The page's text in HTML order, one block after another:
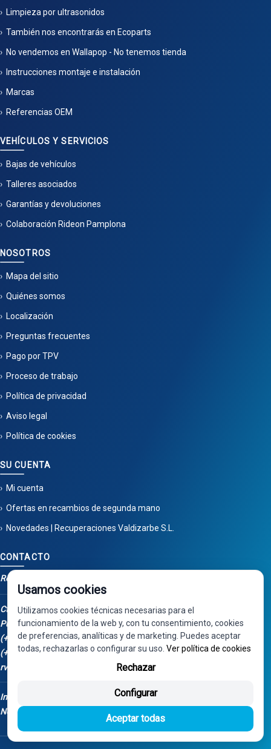
Limpieza por ultrasonidos
También nos encontrarás en Ecoparts
No vendemos en Wallapop - No tenemos tienda
Instrucciones montaje e instalación
Marcas
Referencias OEM
VEHÍCULOS Y SERVICIOS
Bajas de vehículos
Talleres asociados
Garantías y devoluciones
Colaboración Rideon Pamplona
NOSOTROS
Mapa del sitio
Quiénes somos
Localización
Preguntas frecuentes
Pago por TPV
Proceso de trabajo
Política de privacidad
Aviso legal
Política de cookies
SU CUENTA
Mi cuenta
Ofertas en recambios de segunda mano
Novedades | Recuperaciones Valdizarbe S.L.
CONTACTO
Recuperaciones Valdizarbe
Ctra. Artazu, km 1, 31100
Puente la Reina - Navarra
(+34) 948 34 04 98
(+34) 668 848 123
rv@valdizarbe.es
Instalación Fotovoltaica - Fondos
Next Generation
Usamos cookies
Utilizamos cookies técnicas necesarias para el
funcionamiento de la web y, con tu consentimiento, cookies
de preferencias, analíticas y de marketing. Puedes aceptar
todas, rechazarlas o configurar su uso. Ver política de cookies
Rechazar
Configurar
Aceptar todas